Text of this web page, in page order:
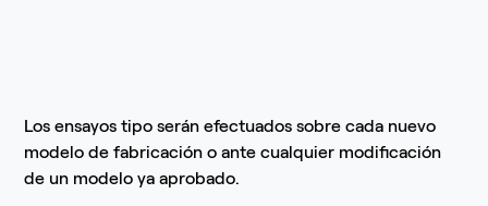
Los ensayos tipo serán efectuados sobre cada nuevo
modelo de fabricación o ante cualquier modificación
de un modelo ya aprobado.